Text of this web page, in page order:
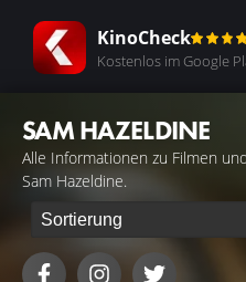
KinoCheck
Kostenlos im Google
SAM HAZELDINE
Alle Informationen zu Filmen
Sam Hazeldine.